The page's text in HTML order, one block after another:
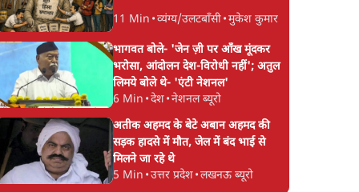
पाक में 'कॉकरोचों' से
तख्तापलट का डर! गृहमंत्री
नकवी बोले- 'शासन तंत्र
ध्वस्त, ग़ुस्से में युवा'
विरोधी बिल पास,
100% टैरिफ?
11 Min •व्यंग्य/उलटबाँसी•मुकेश कुमार
भागवत बोले- 'जेन ज़ी पर आँख मूंदकर
भरोसा, आंदोलन देश-विरोधी नहीं'; अतुल
लिमये बोले थे- 'एंटी नेशनल'
6 Min •देश•नेशनल ब्यूरो
अतीक अहमद के बेटे अबान अहमद की
सड़क हादसे में मौत, जेल में बंद भाई से
मिलने जा रहे थे
5 Min •उत्तर प्रदेश•लखनऊ ब्यूरो